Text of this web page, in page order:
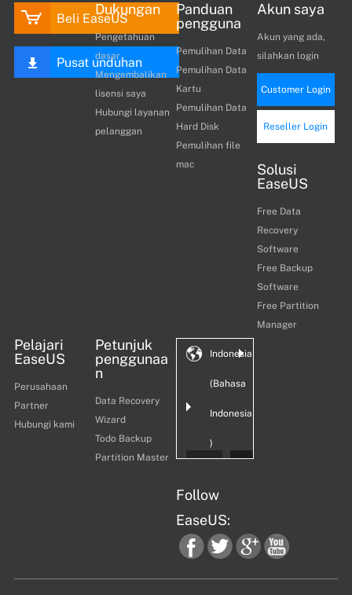
Beli EaseUS
Pusat unduhan
Dukungan
Pengetahuan
dasar
Mengembalikan
lisensi saya
Hubungi layanan
pelanggan
Panduan
pengguna
Pemulihan Data
Pemulihan Data
Kartu
Pemulihan Data
Hard Disk
Pemulihan file
mac
Akun saya
Akun yang ada,
silahkan login
Customer Login
Reseller Login
Solusi
EaseUS
Free Data
Recovery
Software
Free Backup
Software
Free Partition
Manager
Pelajari
EaseUS
Perusahaan
Partner
Hubungi kami
Petunjuk
penggunaa
n
Data Recovery
Wizard
Todo Backup
Partition Master
Indonesia
(Bahasa
Indonesia
)
Follow
EaseUS:
fac twi goo you